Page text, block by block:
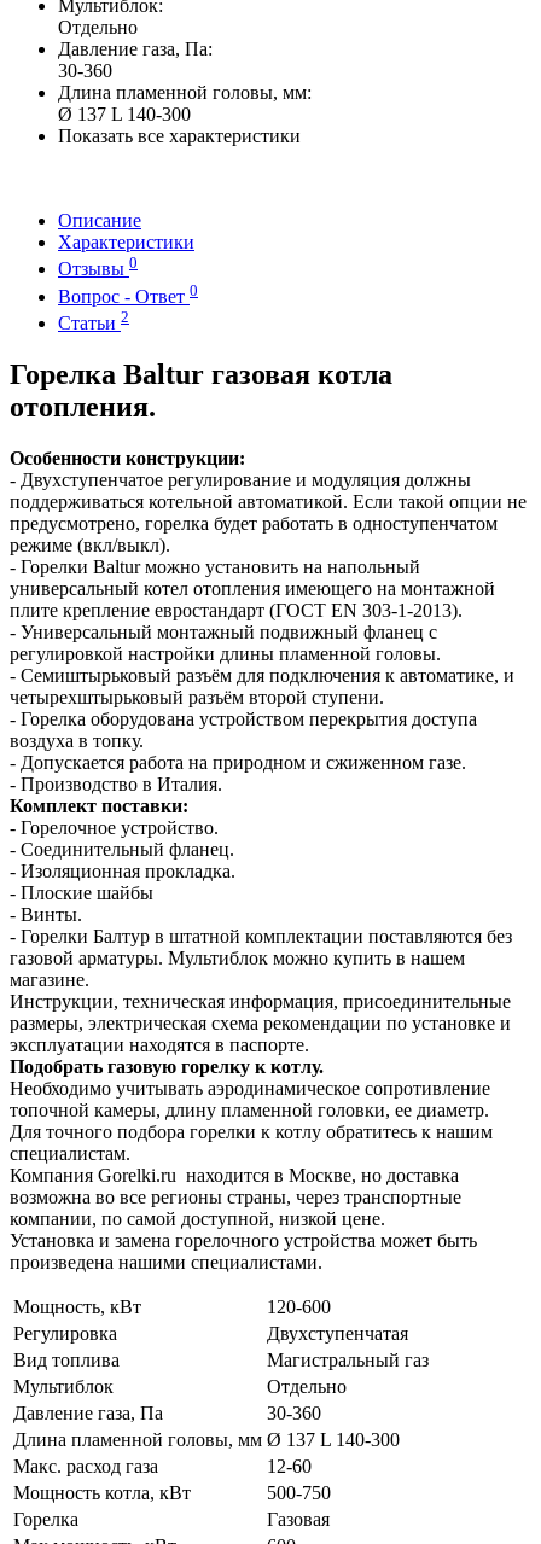
Мультиблок:
Отдельно
Давление газа, Па:
30-360
Длина пламенной головы, мм:
Ø 137 L 140-300
Показать все характеристики
Описание
Характеристики
Отзывы 0
Вопрос - Ответ 0
Статьи 2
Горелка Baltur газовая котла
отопления.
Особенности конструкции:
- Двухступенчатое регулирование и модуляция должны
поддерживаться котельной автоматикой. Если такой опции не
предусмотрено, горелка будет работать в одноступенчатом
режиме (вкл/выкл).
- Горелки Baltur можно установить на напольный
универсальный котел отопления имеющего на монтажной
плите крепление евростандарт (ГОСТ EN 303-1-2013).
- Универсальный монтажный подвижный фланец с
регулировкой настройки длины пламенной головы.
- Семиштырьковый разъём для подключения к автоматике, и
четырехштырьковый разъём второй ступени.
- Горелка оборудована устройством перекрытия доступа
воздуха в топку.
- Допускается работа на природном и сжиженном газе.
- Производство в Италия.
Комплект поставки:
- Горелочное устройство.
- Соединительный фланец.
- Изоляционная прокладка.
- Плоские шайбы
- Винты.
- Горелки Балтур в штатной комплектации поставляются без
газовой арматуры. Мультиблок можно купить в нашем
магазине.
Инструкции, техническая информация, присоединительные
размеры, электрическая схема рекомендации по установке и
эксплуатации находятся в паспорте.
Подобрать газовую горелку к котлу.
Необходимо учитывать аэродинамическое сопротивление
топочной камеры, длину пламенной головки, ее диаметр.
Для точного подбора горелки к котлу обратитесь к нашим
специалистам.
Компания Gorelki.ru находится в Москве, но доставка
возможна во все регионы страны, через транспортные
компании, по самой доступной, низкой цене.
Установка и замена горелочного устройства может быть
произведена нашими специалистами.
Мощность, кВт
120-600
Регулировка
Двухступенчатая
Вид топлива
Магистральный газ
Мультиблок
Отдельно
Давление газа, Па
30-360
Длина пламенной головы, мм Ø 137 L 140-300
Макс. расход газа
12-60
Мощность котла, кВт
500-750
Горелка
Газовая